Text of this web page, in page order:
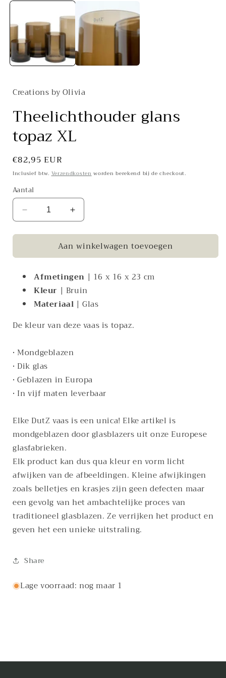
modaal
Creations by Olivia
Theelichthouder glans
topaz XL
Normale
prijs
€82,95 EUR
Inclusief btw. Verzendkosten worden berekend bij de checkout.
Aantal
Aantal
verlagen
voor
Theelichthouder
glans
XL
Aantal
verhogen
voor
Theelichthouder
glans
XL
Aan winkelwagen toevoegen
Afmetingen | 16 x 16 x 23 cm
Kleur | Bruin
Materiaal | Glas
De kleur van deze vaas is topaz.
• Mondgeblazen
• Dik glas
• Geblazen in Europa
• In vijf maten leverbaar
Elke DutZ vaas is een unica! Elke artikel is
mondgeblazen door glasblazers uit onze Europese
glasfabrieken.
Elk product kan dus qua kleur en vorm licht
afwijken van de afbeeldingen. Kleine afwijkingen
zoals belletjes en krasjes zijn geen defecten maar
een gevolg van het ambachtelijke proces van
traditioneel glasblazen. Ze verrijken het product en
geven het een unieke uitstraling.
Share
Lage voorraad: nog maar 1